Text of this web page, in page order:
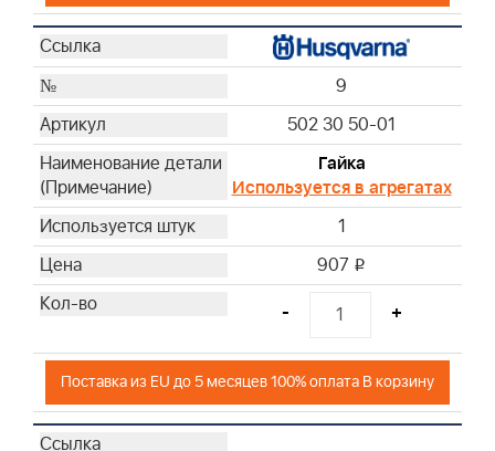
9
502 30 50-01
Гайка
Используется в агрегатах
1
907 i
- +
Поставка из EU до 5 месяцев 100% оплата В корзину